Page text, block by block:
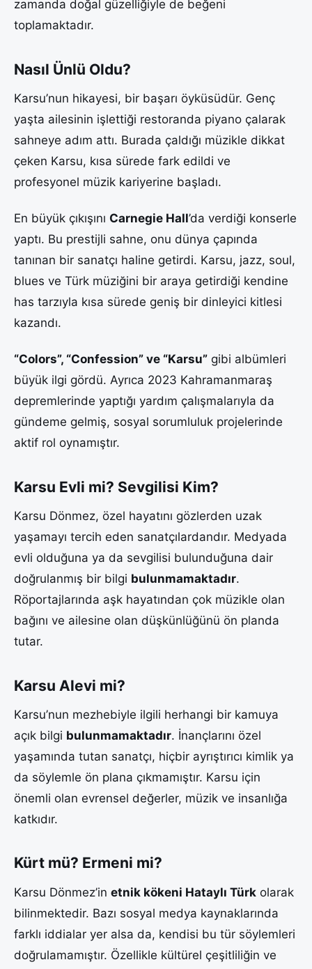
zamanda doğal güzelliğiyle de beğeni
toplamaktadır.
Nasıl Ünlü Oldu?
Karsu’nun hikayesi, bir başarı öyküsüdür. Genç
yaşta ailesinin işlettiği restoranda piyano çalarak
sahneye adım attı. Burada çaldığı müzikle dikkat
çeken Karsu, kısa sürede fark edildi ve
profesyonel müzik kariyerine başladı.
En büyük çıkışını Carnegie Hall’da verdiği konserle
yaptı. Bu prestijli sahne, onu dünya çapında
tanınan bir sanatçı haline getirdi. Karsu, jazz, soul,
blues ve Türk müziğini bir araya getirdiği kendine
has tarzıyla kısa sürede geniş bir dinleyici kitlesi
kazandı.
“Colors”, “Confession” ve “Karsu” gibi albümleri
büyük ilgi gördü. Ayrıca 2023 Kahramanmaraş
depremlerinde yaptığı yardım çalışmalarıyla da
gündeme gelmiş, sosyal sorumluluk projelerinde
aktif rol oynamıştır.
Karsu Evli mi? Sevgilisi Kim?
Karsu Dönmez, özel hayatını gözlerden uzak
yaşamayı tercih eden sanatçılardandır. Medyada
evli olduğuna ya da sevgilisi bulunduğuna dair
doğrulanmış bir bilgi bulunmamaktadır.
Röportajlarında aşk hayatından çok müzikle olan
bağını ve ailesine olan düşkünlüğünü ön planda
tutar.
Karsu Alevi mi?
Karsu’nun mezhebiyle ilgili herhangi bir kamuya
açık bilgi bulunmamaktadır. İnançlarını özel
yaşamında tutan sanatçı, hiçbir ayrıştırıcı kimlik ya
da söylemle ön plana çıkmamıştır. Karsu için
önemli olan evrensel değerler, müzik ve insanlığa
katkıdır.
Kürt mü? Ermeni mi?
Karsu Dönmez’in etnik kökeni Hataylı Türk olarak
bilinmektedir. Bazı sosyal medya kaynaklarında
farklı iddialar yer alsa da, kendisi bu tür söylemleri
doğrulamamıştır. Özellikle kültürel çeşitliliğin ve